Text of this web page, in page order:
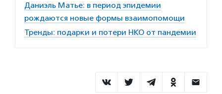
Даниэль Матье: в период эпидемии
рождаются новые формы взаимопомощи
Тренды: подарки и потери НКО от пандемии